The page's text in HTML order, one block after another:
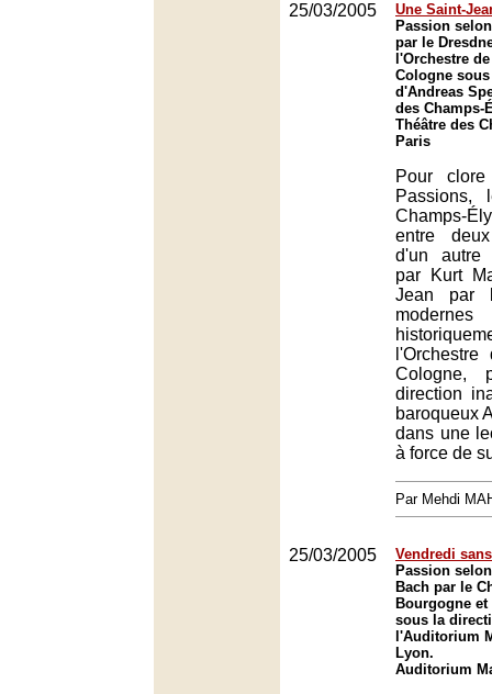
25/03/2005
Une Saint-
Passion
par le
l'Orchestre
Cologne
d'Andreas
des Champs-
Théâtre des
Paris
Pour
Passions,
Champs-
entre
d'un autre
par Kurt
Jean par
Cologne,
direction
baroqueux
dans une
à force de
Par Mehdi
25/03/2005
Vendredi
Passion
Bach par le
Bourgogne
sous la
l'Auditorium
Lyon.
Auditorium